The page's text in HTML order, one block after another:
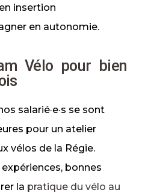
insertion
en autonomie.
Vélo pour bien
salarié·e·s se sont
pour un atelier
vélos de la Régie.
bonnes
la pratique du vélo au